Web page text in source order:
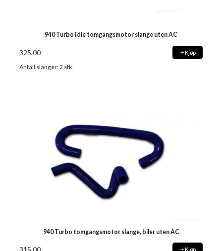
940 Turbo Idle tomgangsmotor slange uten AC
325,00 Kjøp
Antall slanger: 2 stk
940 Turbo tomgangsmotor slange, biler uten AC
Kjøp